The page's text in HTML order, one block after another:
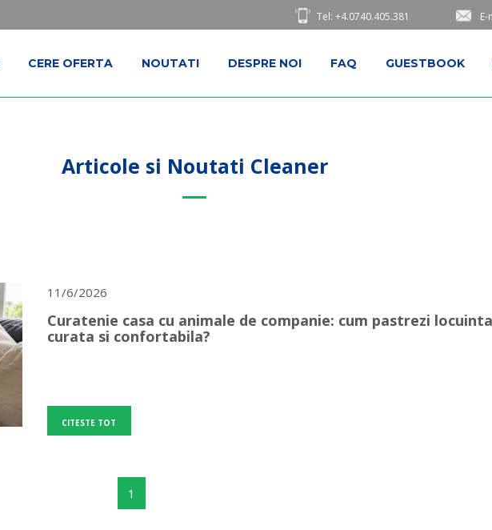
Tel: +4.0740.405.381
CERE OFERTA NOUTATI DESPRE NOI FAQ GUESTBOOK
Articole si Noutati Cleaner
11/6/2026
Curatenie casa cu animale de companie: cum pastrezi locuinta
curata si confortabila?
CITESTE TOT
1